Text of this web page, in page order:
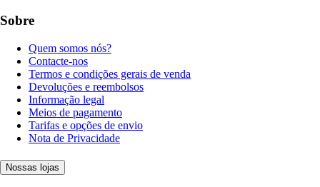
Sobre
Quem somos nós?
Contacte-nos
Termos e condições gerais de venda
Devoluções e reembolsos
Informação legal
Meios de pagamento
Tarifas e opções de envio
Nota de Privacidade
Nossas lojas